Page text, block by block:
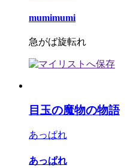
mumimumi
急がば旋転れ
目玉の魔物の物語
あっぱれ
あっぱれ